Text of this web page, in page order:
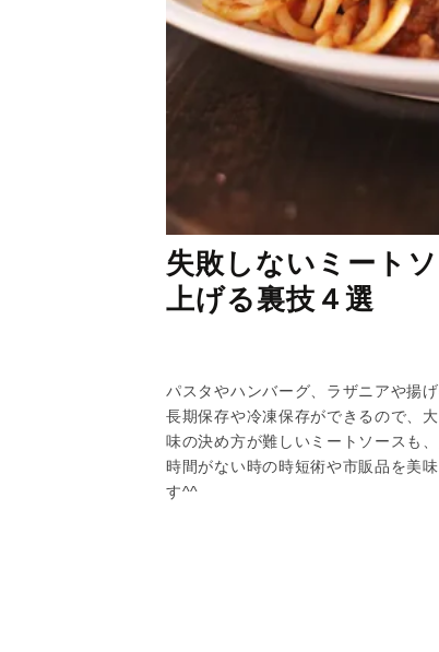
失敗しないミート
上げる裏技４選
パスタやハンバーグ、ラザニアや揚
長期保存や冷凍保存ができるので、
味の決め方が難しいミートソースも
時間がない時の時短術や市販品を美
す^^